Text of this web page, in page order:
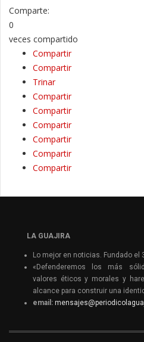
Comparte:
0
veces compartido
Compartir
Compartir
Trinar
Compartir
Compartir
Compartir
Compartir
Compartir
Compartir
LA GUAJIRA
Lo mejor en noticias. Fundado el
«Defenderemos los más
valores éticos y morales y
alcance para construir una
email: